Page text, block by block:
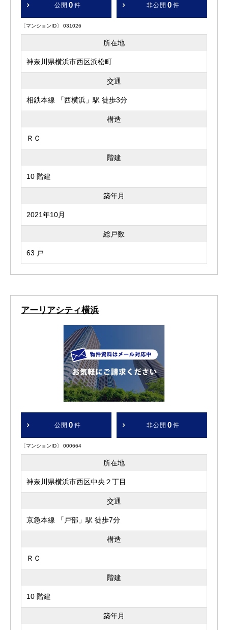
公開 0 件 非公開 0 件
〔マンションID〕 031026
所在地
神奈川県横浜市西区浜松町
交通
相鉄本線 「西横浜」駅 徒歩3分
構造
ＲＣ
階建
10 階建
築年月
2021年10月
総戸数
63 戸
アーリアシティ横浜
公開 0 件 非公開 0 件
〔マンションID〕 000664
所在地
神奈川県横浜市西区中央２丁目
交通
京急本線 「戸部」駅 徒歩7分
構造
ＲＣ
階建
10 階建
築年月